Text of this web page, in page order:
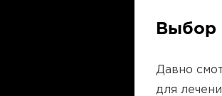
Давно
для